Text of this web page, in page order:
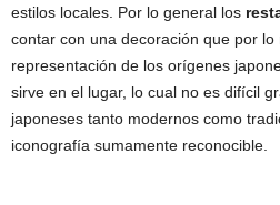
estilos locales. Por lo general los
contar con una decoración que por
representación de los orígenes
sirve en el lugar, lo cual no es difícil
japoneses tanto modernos como
iconografía sumamente reconocible.